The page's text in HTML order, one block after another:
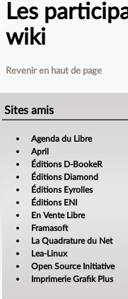
Les
wiki
Revenir en haut de page
Sites amis
Agenda du Libre
April
Éditions D-BookeR
Éditions Diamond
Éditions Eyrolles
Éditions ENI
En Vente Libre
Framasoft
La Quadrature du Net
Lea-Linux
Open Source Initiative
Imprimerie Grafik Plus